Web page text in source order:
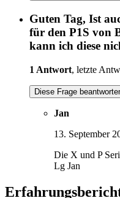
Guten Tag, Ist
für den P1S von
kann ich diese
1 Antwort, letzte
Diese Frage
Jan
13. September
Die X und P
Lg Jan